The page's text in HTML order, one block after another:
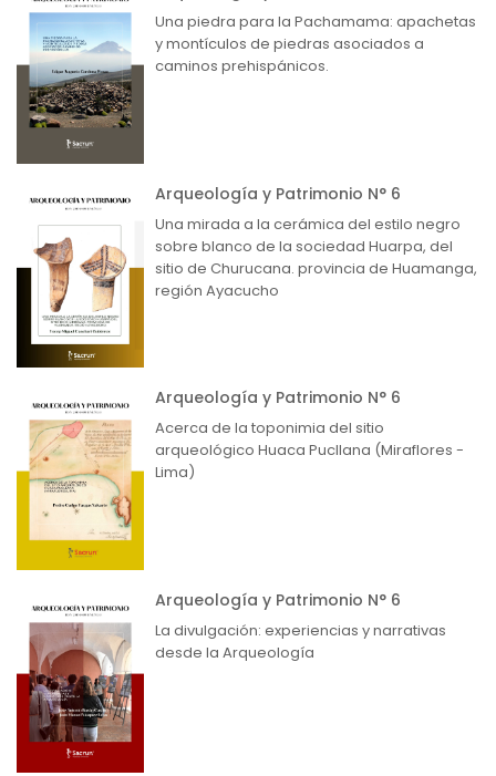
Una piedra para la Pachamama: apachetas
y montículos de piedras asociados a
caminos prehispánicos.
Arqueología y Patrimonio N° 6
Una mirada a la cerámica del estilo negro
sobre blanco de la sociedad Huarpa, del
sitio de Churucana. provincia de Huamanga,
región Ayacucho
Arqueología y Patrimonio N° 6
Acerca de la toponimia del sitio
arqueológico Huaca Pucllana (Miraflores -
Lima)
Arqueología y Patrimonio N° 6
La divulgación: experiencias y narrativas
desde la Arqueología